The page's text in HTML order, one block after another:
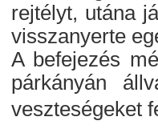
rejtélyt, utána
visszanyerte
A befejezés
párkányán
veszteségeket